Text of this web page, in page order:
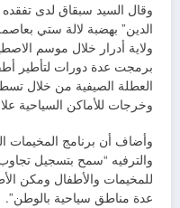
وقال السيد سبقاق لدى تفقده
ولاية أدرار خلال موسم
برمجت عدة دورات لتأطير
العطلة الصيفية من خلال
وخرجات للأماكن السياحية
وأضاف أن برنامج المخيمات
والترفيه “سمح بتسجيل
للمخيمات والأطفال ومكن
عدة مناطق سياحية بالوطن”.